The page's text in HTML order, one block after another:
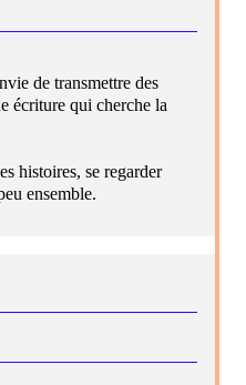
de transmettre des
écriture qui cherche la
histoires, se regarder
ensemble.